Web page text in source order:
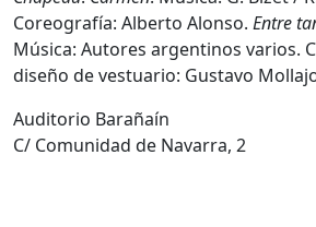
Coreografía: Alberto Alonso. Entre
Música: Autores argentinos varios.
diseño de vestuario: Gustavo
Auditorio Barañaín
C/ Comunidad de Navarra, 2